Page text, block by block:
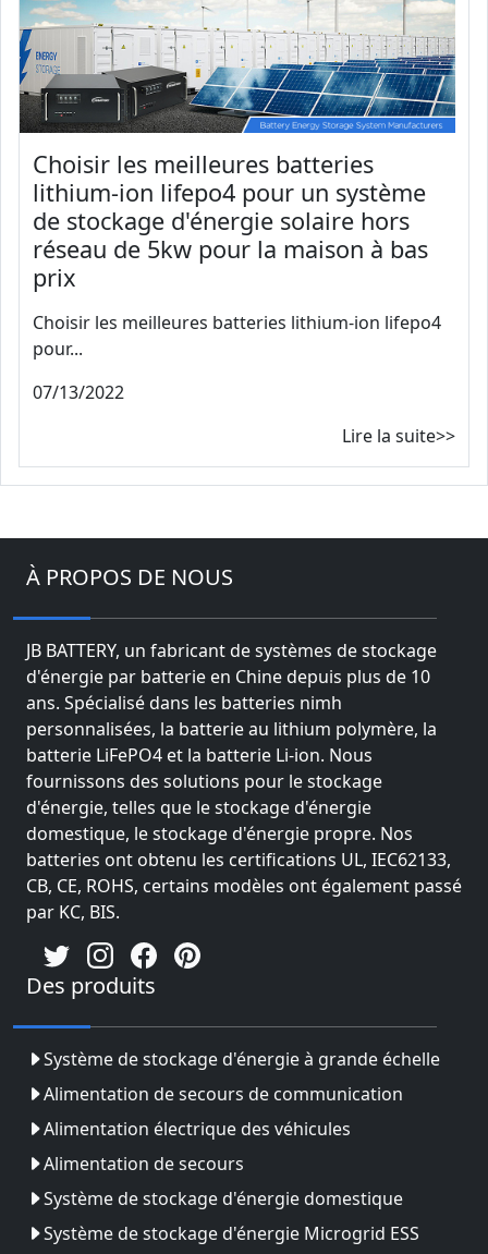
Choisir les meilleures batteries
lithium-ion lifepo4 pour un système
de stockage d'énergie solaire hors
réseau de 5kw pour la maison à bas
prix
Choisir les meilleures batteries lithium-ion lifepo4
pour...
07/13/2022
Lire la suite>>
À PROPOS DE NOUS
JB BATTERY, un fabricant de systèmes de stockage
d'énergie par batterie en Chine depuis plus de 10
ans. Spécialisé dans les batteries nimh
personnalisées, la batterie au lithium polymère, la
batterie LiFePO4 et la batterie Li-ion. Nous
fournissons des solutions pour le stockage
d'énergie, telles que le stockage d'énergie
domestique, le stockage d'énergie propre. Nos
batteries ont obtenu les certifications UL, IEC62133,
CB, CE, ROHS, certains modèles ont également passé
par KC, BIS.
Des produits
Système de stockage d'énergie à grande échelle
Alimentation de secours de communication
Alimentation électrique des véhicules
Alimentation de secours
Système de stockage d'énergie domestique
Système de stockage d'énergie Microgrid ESS